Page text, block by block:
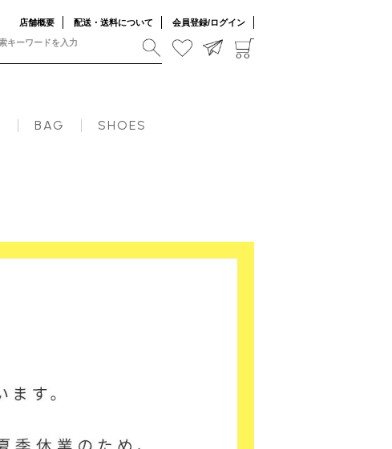
店舗概要 配送・送料について 会員登録/ログイン
BAG SHOES